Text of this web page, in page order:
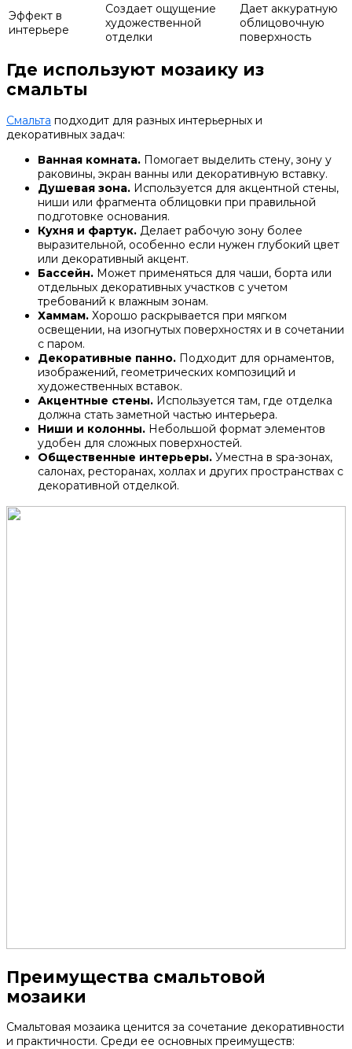
Эффект в
интерьере
Создает ощущение
художественной
отделки
Дает аккуратную
облицовочную
поверхность
Где используют мозаику из
смальты
Смальта подходит для разных интерьерных и
декоративных задач:
Ванная комната. Помогает выделить стену, зону у
раковины, экран ванны или декоративную вставку.
Душевая зона. Используется для акцентной стены,
ниши или фрагмента облицовки при правильной
подготовке основания.
Кухня и фартук. Делает рабочую зону более
выразительной, особенно если нужен глубокий цвет
или декоративный акцент.
Бассейн. Может применяться для чаши, борта или
отдельных декоративных участков с учетом
требований к влажным зонам.
Хаммам. Хорошо раскрывается при мягком
освещении, на изогнутых поверхностях и в сочетании
с паром.
Декоративные панно. Подходит для орнаментов,
изображений, геометрических композиций и
художественных вставок.
Акцентные стены. Используется там, где отделка
должна стать заметной частью интерьера.
Ниши и колонны. Небольшой формат элементов
удобен для сложных поверхностей.
Общественные интерьеры. Уместна в spa-зонах,
салонах, ресторанах, холлах и других пространствах с
декоративной отделкой.
Преимущества смальтовой
мозаики
Смальтовая мозаика ценится за сочетание декоративности
и практичности. Среди ее основных преимуществ: